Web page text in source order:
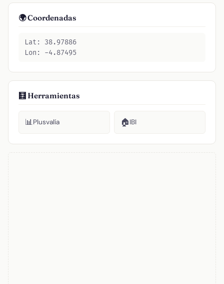
🌍 Coordenadas
Lat: 38.97886
Lon: -4.87495
🧮 Herramientas
📊Plusvalía 🏠IBI